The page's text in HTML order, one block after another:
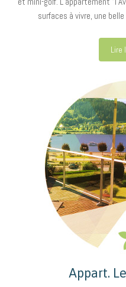
surfaces à vivre, une
Lire
Appart.